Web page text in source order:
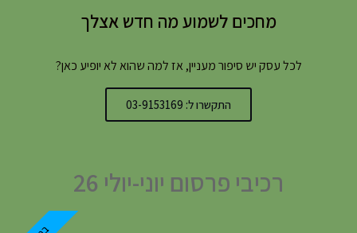
מחכים לשמוע מה חדש אצלך
לכל עסק יש סיפור מעניין, אז למה שהוא לא יופיע כאן?
התקשרו ל: 03-9153169
רכיבי פרסום יוני-יולי 26